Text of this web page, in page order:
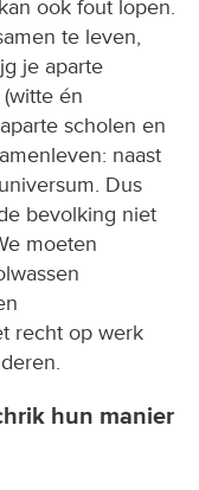
ook fout lopen.
te leven,
je aparte
én
scholen en
naast
Dus
bevolking niet
moeten
recht op werk
hun manier